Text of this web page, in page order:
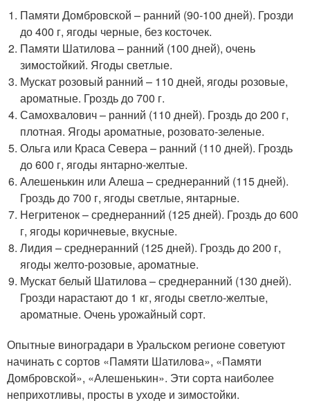
Памяти Домбровской – ранний (90-100 дней). Грозди
до 400 г, ягоды черные, без косточек.
Памяти Шатилова – ранний (100 дней), очень
зимостойкий. Ягоды светлые.
Мускат розовый ранний – 110 дней, ягоды розовые,
ароматные. Гроздь до 700 г.
Самохвалович – ранний (110 дней). Гроздь до 200 г,
плотная. Ягоды ароматные, розовато-зеленые.
Ольга или Краса Севера – ранний (110 дней). Гроздь
до 600 г, ягоды янтарно-желтые.
Алешенькин или Алеша – среднеранний (115 дней).
Гроздь до 700 г, ягоды светлые, янтарные.
Негритенок – среднеранний (125 дней). Гроздь до 600
г, ягоды коричневые, вкусные.
Лидия – среднеранний (125 дней). Гроздь до 200 г,
ягоды желто-розовые, ароматные.
Мускат белый Шатилова – среднеранний (130 дней).
Грозди нарастают до 1 кг, ягоды светло-желтые,
ароматные. Очень урожайный сорт.
Опытные виноградари в Уральском регионе советуют
начинать с сортов «Памяти Шатилова», «Памяти
Домбровской», «Алешенькин». Эти сорта наиболее
неприхотливы, просты в уходе и зимостойки.